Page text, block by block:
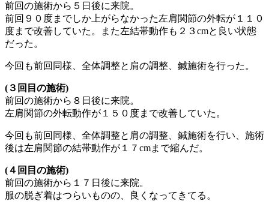
前回の施術から５日後に来院。
前回９０度までしか上がらなかった左肩関節の外転が１１０
度まで改善していた。また左結帯動作も２３cmと良い状態
だった。
今回も前回同様、全体調整と肩の調整、鍼施術を行った。
(３回目の施術)
前回の施術から８日後に来院。
左肩関節の外転動作が１５０度まで改善していた。
今回も前回同様、全体調整と肩の調整、鍼施術を行い、施術
後は左肩関節の結帯動作が１７cmまで縮んだ。
(４回目の施術)
前回の施術から１７日後に来院。
服の脱ぎ着はつらいものの、良くなってきてる。